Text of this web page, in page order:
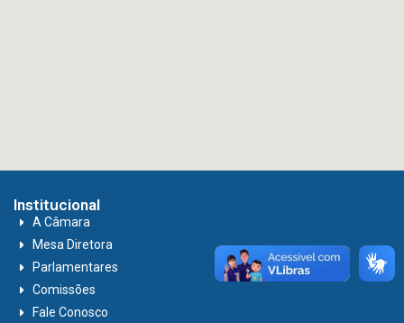
Institucional
A Câmara
Mesa Diretora
Parlamentares
Comissões
Fale Conosco